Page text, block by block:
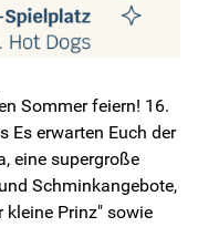
Sommer feiern! 16.
Es erwarten Euch der
eine supergroße
Schminkangebote,
kleine Prinz" sowie